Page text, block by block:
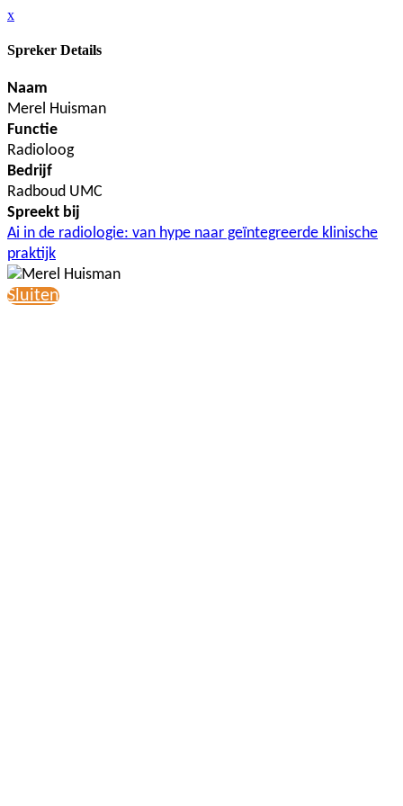
x
Spreker Details
Naam
Merel Huisman
Functie
Radioloog
Bedrijf
Radboud UMC
Spreekt bij
Ai in de radiologie: van hype naar geïntegreerde klinische
praktijk
Sluiten